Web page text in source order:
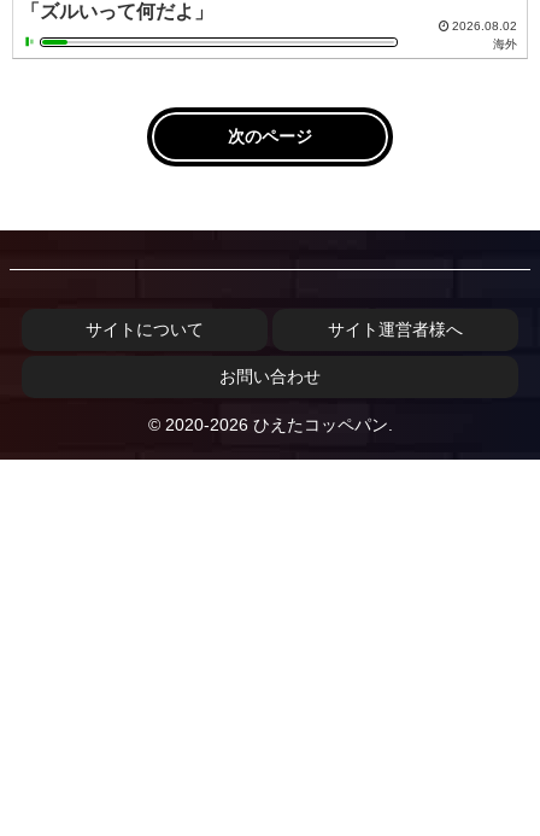
「ズルいって何だよ」
2026.08.02
海外
次のページ
サイトについて サイト運営者様へ
お問い合わせ
© 2020-2026 ひえたコッペパン.